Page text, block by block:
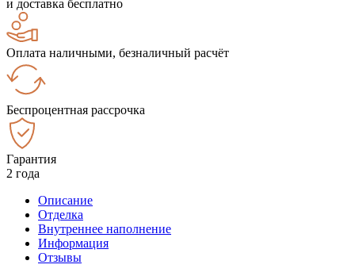
и доставка бесплатно
Оплата наличными, безналичный расчёт
Беспроцентная рассрочка
Гарантия
2 года
Описание
Отделка
Внутреннее наполнение
Информация
Отзывы